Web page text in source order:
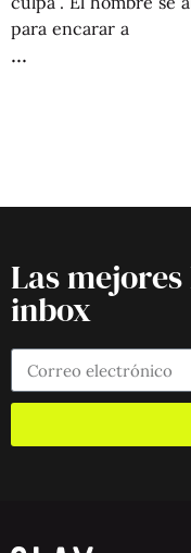
para encarar a
Las
inbox